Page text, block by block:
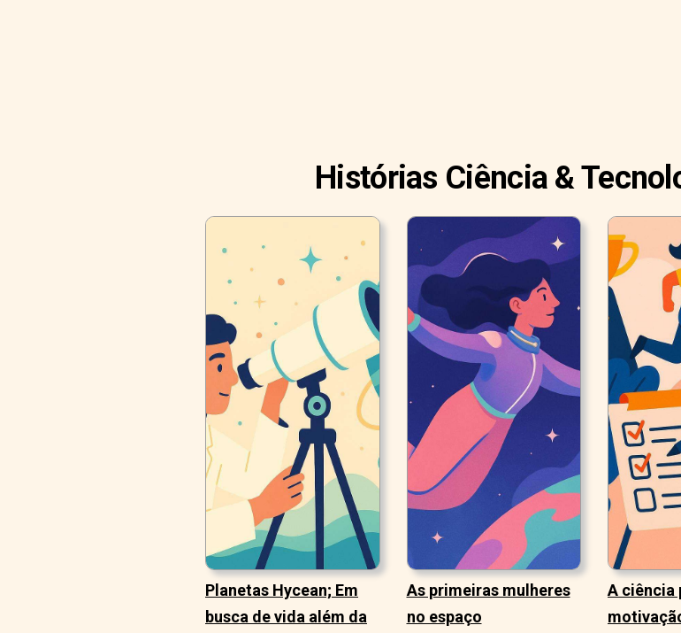
Histórias Ciência &
Planetas Hycean; Em
busca de vida além da
As primeiras mulheres
no espaço
A ciência